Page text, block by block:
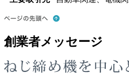
創業者メッセージ